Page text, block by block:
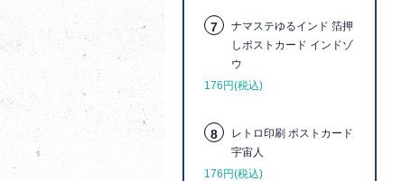
7
ナマステゆるインド 箔押
しポストカード インドゾ
ウ
176円(税込)
8
レトロ印刷 ポストカード
宇宙人
176円(税込)